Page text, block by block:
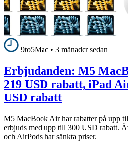
9to5Mac • 3 månader sedan
Erbjudanden: M5
219 USD rabatt, iPad
USD rabatt
M5 MacBook Air har rabatter på upp
erbjuds med upp till 300 USD rabatt.
och AirPods har sänkta priser.